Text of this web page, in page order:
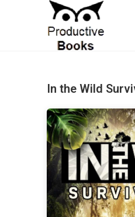
In the Wild